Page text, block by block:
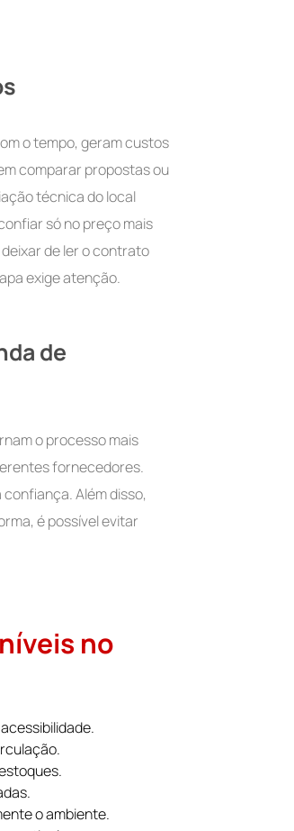
o tempo, geram custos
comparar propostas ou
técnica do local
só no preço mais
de ler o contrato
exige atenção.
de
o processo mais
fornecedores.
Além disso,
é possível evitar
no
o ambiente.